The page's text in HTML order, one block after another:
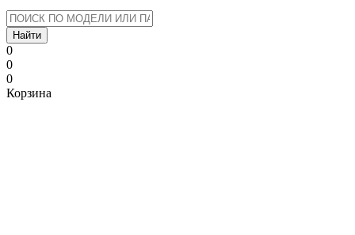
Найти
0
0
0
Корзина